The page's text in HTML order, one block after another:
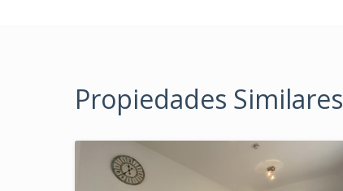
Propiedades Similares